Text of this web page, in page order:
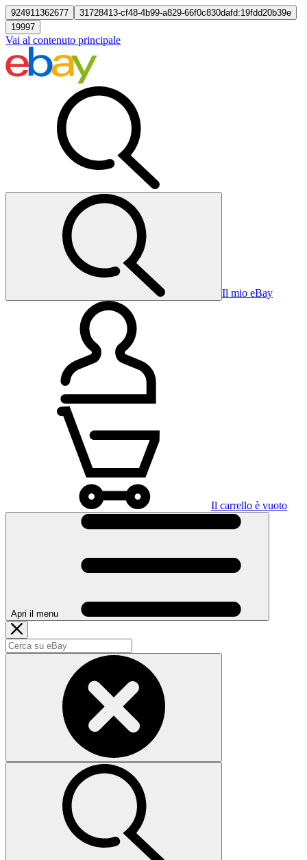
924911362677
31728413-cf48-4b99-a829-66f0c830dafd:19fdd20b39e
19997
Vai al contenuto principale
Il mio eBay
Il carrello è vuoto
Apri il menu